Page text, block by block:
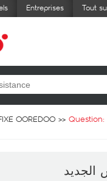
Entreprises Tout
OOREDOO Question: